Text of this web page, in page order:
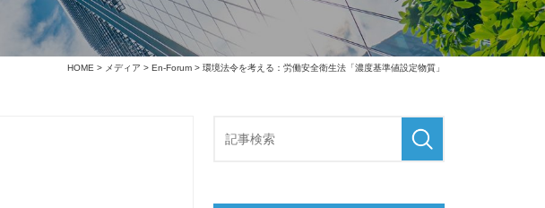
HOME > メディア > En-Forum > 環境法令を考える：労働安全衛生法「濃度基準値設定物質」